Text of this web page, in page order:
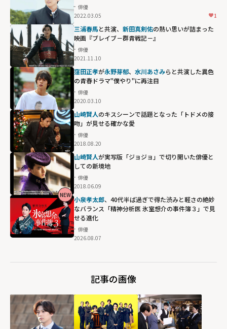
俳優
2022.03.05
1
三浦春馬と共演、 新田真剣佑の熱い思いが詰まった
映画『ブレイブ－群青戦記－』
俳優
2021.11.10
窪田正孝が永野芽郁、 水川あさみらと共演した異色
の青春ドラマ"僕やり"に再注目
俳優
2020.03.10
山崎賢人のキスシーンで話題となった「トドメの接
吻」が見せる確かな愛
俳優
2018.08.20
山崎賢人が実写版「ジョジョ」で切り開いた俳優と
しての新境地
俳優
2018.06.09
小泉孝太郎、40代半ば過ぎで得た渋みと軽さの絶妙
なバランス「精神分析医 氷室想介の事件簿３」で見
せる進化
俳優
2026.08.07
NEW
記事の画像